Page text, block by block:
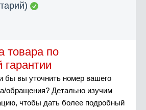
товара по
бы вы уточнить номер вашего
обращения? Детально изучим
чтобы дать более подробный